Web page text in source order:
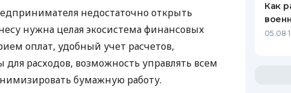
недостаточно открыть
нужна целая экосистема финансовых
оплат, удобный учет расчетов,
расходов, возможность управлять всем
бумажную работу.
Как
05.08